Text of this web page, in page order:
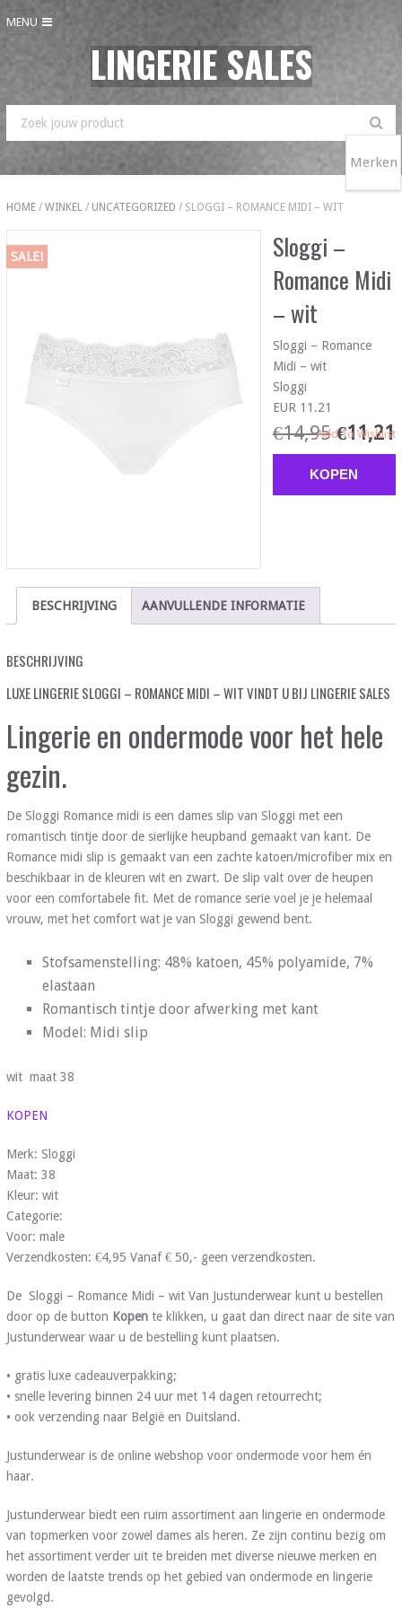
MENU
LINGERIE SALES
HOME/ WINKEL/ UNCATEGORIZED / SLOGGI – ROMANCE MIDI – WIT
SALE!
Sloggi –
Romance Midi
– wit
Sloggi – Romance
Midi – wit
Sloggi
EUR 11.21
€14,95 €11,21
KOPEN
Add To Wishlist
BESCHRIJVING AANVULLENDE INFORMATIE
BESCHRIJVING
LUXE LINGERIE SLOGGI – ROMANCE MIDI – WIT VINDT U BIJ LINGERIE SALES
Lingerie en ondermode voor het hele
gezin.
De Sloggi Romance midi is een dames slip van Sloggi met een
romantisch tintje door de sierlijke heupband gemaakt van kant. De
Romance midi slip is gemaakt van een zachte katoen/microfiber mix en
beschikbaar in de kleuren wit en zwart. De slip valt over de heupen
voor een comfortabele fit. Met de romance serie voel je je helemaal
vrouw, met het comfort wat je van Sloggi gewend bent.
Stofsamenstelling: 48% katoen, 45% polyamide, 7%
elastaan
Romantisch tintje door afwerking met kant
Model: Midi slip
wit maat 38
KOPEN
Merk: Sloggi
Maat: 38
Kleur: wit
Categorie:
Voor: male
Verzendkosten: €4,95 Vanaf € 50,- geen verzendkosten.
De Sloggi – Romance Midi – wit Van Justunderwear kunt u bestellen
door op de button Kopente klikken, u gaat dan direct naar de site van
Justunderwear waar u de bestelling kunt plaatsen.
• gratis luxe cadeauverpakking;
• snelle levering binnen 24 uur met 14 dagen retourrecht;
• ook verzending naar België en Duitsland.
Justunderwear is de online webshop voor ondermode voor hem én
haar.
Justunderwear biedt een ruim assortiment aan lingerie en ondermode
van topmerken voor zowel dames als heren. Ze zijn continu bezig om
het assortiment verder uit te breiden met diverse nieuwe merken en
worden de laatste trends op het gebied van ondermode en lingerie
gevolgd.
Merken